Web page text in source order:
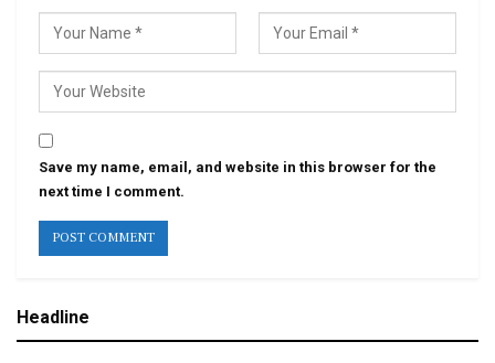
Save my name, email, and website in this browser for the
next time I comment.
Headline